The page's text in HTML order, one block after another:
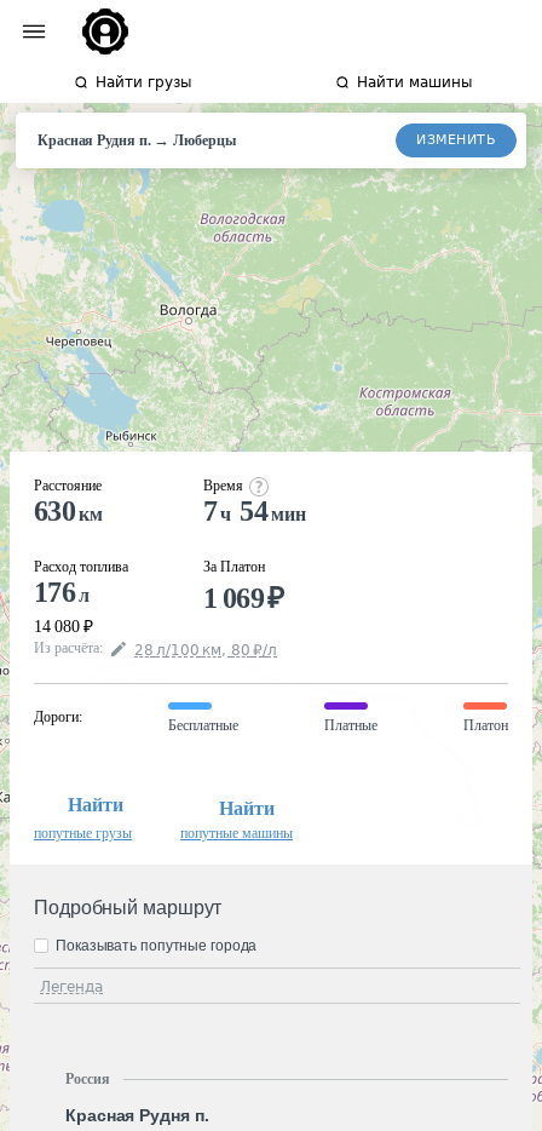
Найти грузы Найти машины
Красная Рудня п.→Люберцы ИЗМЕНИТЬ
Расстояние
630км
Расход топлива
176л
14 080 ₽
Время
7ч 54мин
За Платон
1 069₽
Из расчёта: 28 л/100 км, 80 ₽/л
Дороги:
Бесплатные Платные Платон
Найти
попутные грузы
Найти
попутные машины
Подробный маршрут
Легенда
Показывать попутные города
Россия
Красная Рудня п.